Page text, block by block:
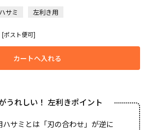
うれしい！ 左利きポイント
ハサミとは「刃の合わせ」が逆に
ハサミ 左利き用
[ポスト便可]
カートへ入れる